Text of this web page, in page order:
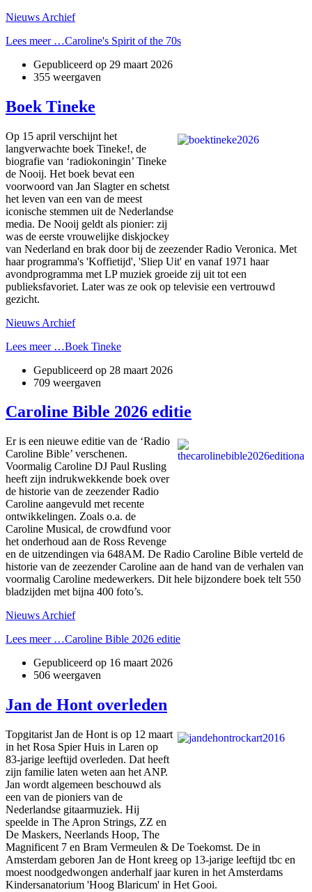
Nieuws Archief
Lees meer …Caroline's Spirit of the 70s
Gepubliceerd op 29 maart 2026
355 weergaven
Boek Tineke
Op 15 april verschijnt het
langverwachte boek Tineke!, de
biografie van ‘radiokoningin’ Tineke
de Nooij. Het boek bevat een
voorwoord van Jan Slagter en schetst
het leven van een van de meest
iconische stemmen uit de Nederlandse
media. De Nooij geldt als pionier: zij
was de eerste vrouwelijke diskjockey
van Nederland en brak door bij de zeezender Radio Veronica. Met
haar programma's 'Koffietijd', 'Sliep Uit' en vanaf 1971 haar
avondprogramma met LP muziek groeide zij uit tot een
publieksfavoriet. Later was ze ook op televisie een vertrouwd
gezicht.
Nieuws Archief
Lees meer …Boek Tineke
Gepubliceerd op 28 maart 2026
709 weergaven
Caroline Bible 2026 editie
Er is een nieuwe editie van de ‘Radio
Caroline Bible’ verschenen.
Voormalig Caroline DJ Paul Rusling
heeft zijn indrukwekkende boek over
de historie van de zeezender Radio
Caroline aangevuld met recente
ontwikkelingen. Zoals o.a. de
Caroline Musical, de crowdfund voor
het onderhoud aan de Ross Revenge
en de uitzendingen via 648AM. De Radio Caroline Bible verteld de
historie van de zeezender Caroline aan de hand van de verhalen van
voormalig Caroline medewerkers. Dit hele bijzondere boek telt 550
bladzijden met bijna 400 foto’s.
Nieuws Archief
Lees meer …Caroline Bible 2026 editie
Gepubliceerd op 16 maart 2026
506 weergaven
Jan de Hont overleden
Topgitarist Jan de Hont is op 12 maart
in het Rosa Spier Huis in Laren op
83-jarige leeftijd overleden. Dat heeft
zijn familie laten weten aan het ANP.
Jan wordt algemeen beschouwd als
een van de pioniers van de
Nederlandse gitaarmuziek. Hij
speelde in The Apron Strings, ZZ en
De Maskers, Neerlands Hoop, The
Magnificent 7 en Bram Vermeulen & De Toekomst. De in
Amsterdam geboren Jan de Hont kreeg op 13-jarige leeftijd tbc en
moest noodgedwongen anderhalf jaar kuren in het Amsterdams
Kindersanatorium 'Hoog Blaricum' in Het Gooi.